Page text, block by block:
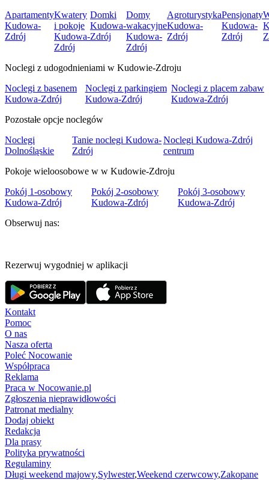
Apartamenty
Kudowa-
Zdrój
Kwatery
i pokoje
Kudowa-
Zdrój
Domki
Kudowa-
Zdrój
Domy
wakacyjne
Kudowa-
Zdrój
Agroturystyka
Kudowa-
Zdrój
Pensjonaty
Kudowa-
Zdrój
Noclegi z udogodnieniami w Kudowie-Zdroju
Noclegi z basenem
Kudowa-Zdrój
Noclegi z parkingiem
Kudowa-Zdrój
Noclegi z placem zabaw
Kudowa-Zdrój
Pozostałe opcje noclegów
Noclegi
Dolnośląskie
Tanie noclegi Kudowa-
Zdrój
Noclegi Kudowa-Zdrój
centrum
Pokoje wieloosobowe w w Kudowie-Zdroju
Pokój 1-osobowy
Kudowa-Zdrój
Pokój 2-osobowy
Kudowa-Zdrój
Pokój 3-osobowy
Kudowa-Zdrój
Obserwuj nas:
Rezerwuj wygodniej w aplikacji
Kontakt
Pomoc
O nas
Nasza oferta
Poleć Nocowanie
Współpraca
Reklama
Praca w Nocowanie.pl
Zgłoszenia nieprawidłowości
Patronat medialny
Dodaj obiekt
Redakcja
Dla prasy
Polityka prywatności
Regulaminy
Długi weekend majowy,Sylwester,Weekend czerwcowy,Zakopane